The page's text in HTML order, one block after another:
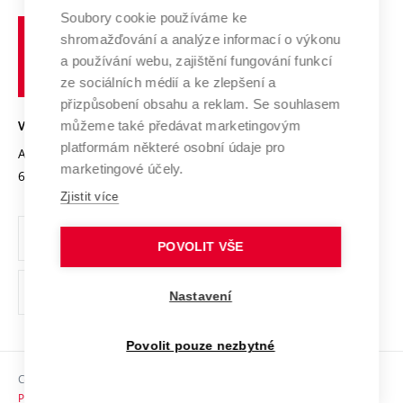
Výzkumné infrastruktury
Transfer znalostí
Open Science
Projekty
Projekty ze strukturálních fondů
Specifický výzkum
Spolupráce se školami
Služby univerzity
Mezinárodní dohody
Univerzitní sítě
Profil univerzity
Udržitelná univerzita
Podnikavá univerzita / ContriBUTe
Bezpečná univerzita
Vyznamenání
Organizační struktura
Ochrana osobních údajů
odkaz)
Sociální bezpečí
učení
technické
VYSOKÉ UČENÍ TECHNICKÉ V BRNĚ
Antonínská 548/1
602 00 Brno
www.vut.cz
vut@vutbr.cz
Copyright © 2026 VUT
Prohlášení o přístupnosti
Soubory cookie používáme ke
shromažďování a analýze informací o výkonu
a používání webu, zajištění fungování funkcí
ze sociálních médií a ke zlepšení a
přizpůsobení obsahu a reklam. Se souhlasem
můžeme také předávat marketingovým
platformám některé osobní údaje pro
marketingové účely.
Zjistit více
POVOLIT VŠE
Nastavení
Povolit pouze nezbytné